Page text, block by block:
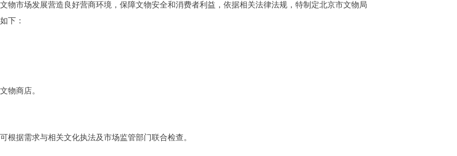
市场发展营造良好营商环境，保障文物安全和消费者利益，依据相关法律法规，特制定北京市文物局
下：
物商店。
据需求与相关文化执法及市场监管部门联合检查。